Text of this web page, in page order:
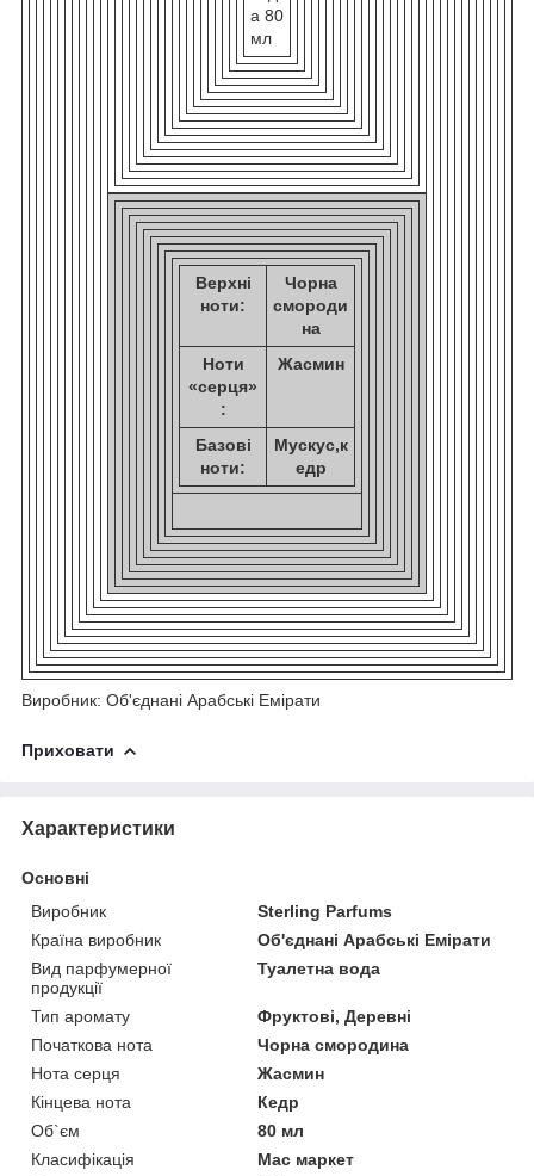
а 80
мл
Верхні
ноти:
Чорна
смороди
на
Ноти
«серця»
:
Жасмин
Базові
ноти:
Мускус,к
едр
Виробник: Об'єднані Арабські Емірати
Приховати
Характеристики
Основні
Виробник
Sterling Parfums
Країна виробник
Об'єднані Арабські Емірати
Вид парфумерної
продукції
Туалетна вода
Тип аромату
Фруктові, Деревні
Початкова нота
Чорна смородина
Нота серця
Жасмин
Кінцева нота
Кедр
Об`єм
80 мл
Класифікація
Мас маркет